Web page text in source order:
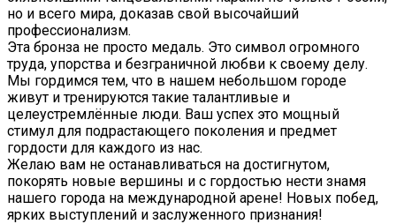
но и всего мира, доказав свой высочайший
профессионализм.
Эта бронза не просто медаль. Это символ огромного
труда, упорства и безграничной любви к своему делу.
Мы гордимся тем, что в нашем небольшом городе
живут и тренируются такие талантливые и
целеустремлённые люди. Ваш успех это мощный
стимул для подрастающего поколения и предмет
гордости для каждого из нас.
Желаю вам не останавливаться на достигнутом,
покорять новые вершины и с гордостью нести знамя
нашего города на международной арене! Новых побед,
ярких выступлений и заслуженного признания!